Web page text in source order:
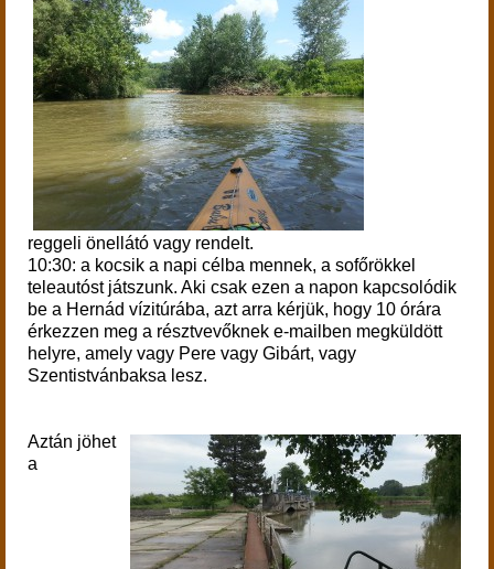
reggeli önellátó vagy rendelt.
10:30: a kocsik a napi célba mennek, a sofőrökkel
teleautóst játszunk. Aki csak ezen a napon kapcsolódik
be a Hernád vízitúrába, azt arra kérjük, hogy 10 órára
érkezzen meg a résztvevőknek e-mailben megküldött
helyre, amely vagy Pere vagy Gibárt, vagy
Szentistvánbaksa lesz.
Aztán jöhet
a